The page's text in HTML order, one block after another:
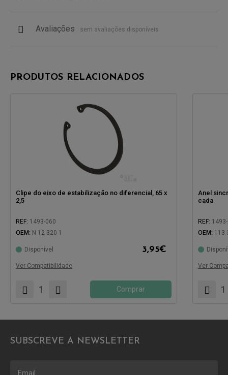
Avaliações sem avaliações disponíveis
PRODUTOS RELACIONADOS
Clipe do eixo de estabilização no diferencial, 65 x
2,5
REF: 1493-060
OEM: N 12 320 1
Disponível 3,95€
Ver Compatibilidade
Compatível com:
Comprar
Anel
cada
REF:
OEM: 113
Ver
SUBSCREVE A NEWSLETTER